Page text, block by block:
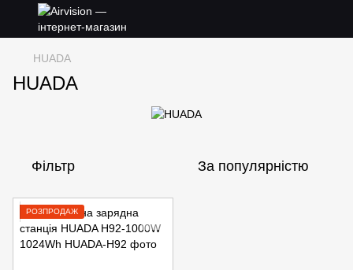
HUADA
HUADA
Фільтр За популярністю
РОЗПРОДАЖ